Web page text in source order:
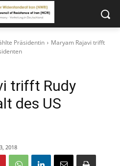
Präsidentin
Maryam Rajavi trifft
trifft Rudy
des US
2018